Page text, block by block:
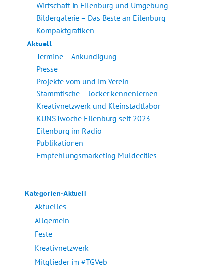
Wirtschaft in Eilenburg und Umgebung
Bildergalerie – Das Beste an Eilenburg
Kompaktgrafiken
Aktuell
Termine – Ankündigung
Presse
Projekte vom und im Verein
Stammtische – locker kennenlernen
Kreativnetzwerk und Kleinstadtlabor
KUNSTwoche Eilenburg seit 2023
Eilenburg im Radio
Publikationen
Empfehlungsmarketing Muldecities
Kategorien-Aktuell
Aktuelles
Allgemein
Feste
Kreativnetzwerk
Mitglieder im #TGVeb